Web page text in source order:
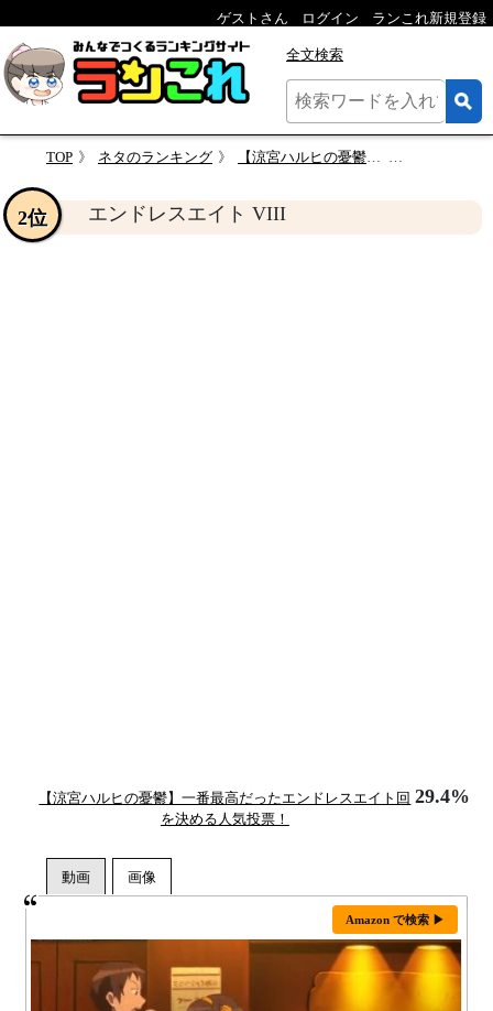
ゲストさん ログイン ランこれ新規登録
全文検索
TOP ネタのランキング 【涼宮ハルヒの憂鬱】一番最高だったエンドレスエイト回を決める人気投票！
エンドレスエイト VIII
2位
【涼宮ハルヒの憂鬱】一番最高だったエンドレスエイト回
を決める人気投票！
29.4%
Amazon で検索 ▶